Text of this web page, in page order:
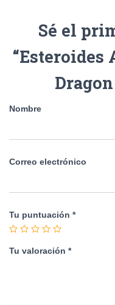
Sé el
Nombre
Correo electrónico
Tu puntuación *
Tu valoración *